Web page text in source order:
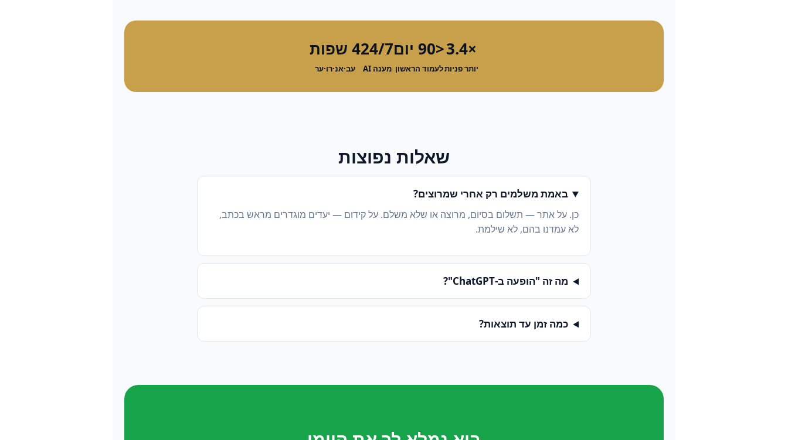
×3.4
יותר פניות
<90 יום
לעמוד הראשון
24/7
מענה AI
4 שפות
עב·אנ·רו·ער
שאלות נפוצות
באמת משלמים רק אחרי שמרוצים?
כן. על אתר — תשלום בסיום, מרוצה או שלא משלם. על קידום — יעדים מוגדרים מראש בכתב,
לא עמדנו בהם, לא שילמת.
מה זה "הופעה ב-ChatGPT"?
כמה זמן עד תוצאות?